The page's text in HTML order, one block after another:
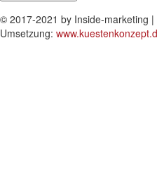
© 2017-2021 by Inside-marketing
Umsetzung: